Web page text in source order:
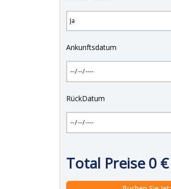
Ankunftsdatum
RückDatum
Total Preise0 €